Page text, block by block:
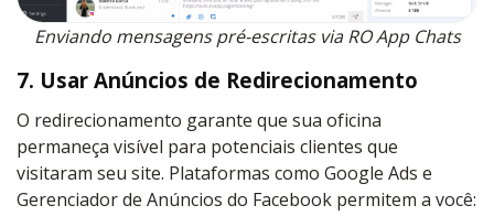
Enviando mensagens pré-escritas via RO App Chats
7. Usar Anúncios de Redirecionamento
O redirecionamento garante que sua oficina
permaneça visível para potenciais clientes que
visitaram seu site. Plataformas como Google Ads e
Gerenciador de Anúncios do Facebook permitem a você: